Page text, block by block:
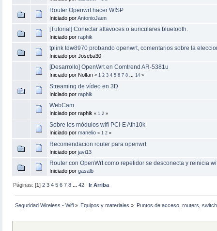
Router Openwrt hacer WISP
Iniciado porAntonioJaen
[Tutorial] Conectar altavoces o auriculares bluetooth.
Iniciado por raphik
tplink tdw8970 probando openwrt, comentarios sobre la
Iniciado por Joseba30
[Desarrollo] OpenWrt en Comtrend AR-5381u
Iniciado por Noltari « 1 2 3 4 5 6 7 8 14»
Streaming de vídeo en 3D
Iniciado por raphik
WebCam
Iniciado por raphik « 1 2»
Sobre los módulos wifi PCI-E Ath10k
Iniciado por manelio « 1 2»
Recomendacion router para openwrt
Iniciado por javi13
Router con OpenWrt como repetidor se desconecta y reinicia
Iniciado por gasalb
Páginas: [1]2 3 4 5 6 7 8 ...42 Ir Arriba
Seguridad Wireless - Wifi » Equipos y materiales » Puntos de acceso, routers,